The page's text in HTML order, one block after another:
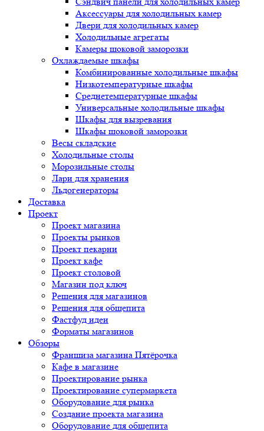
Аксессуары для холодильных камер
Двери для холодильных камер
Холодильные агрегаты
Камеры шоковой заморозки
Охлаждаемые шкафы
Комбинированные холодильные шкафы
Низкотемпературные шкафы
Среднетемпературные шкафы
Универсальные холодильные шкафы
Шкафы для вызревания
Шкафы шоковой заморозки
Весы складские
Холодильные столы
Морозильные столы
Лари для хранения
Льдогенераторы
Доставка
Проект
Проект магазина
Проекты рынков
Проект пекарни
Проект кафе
Проект столовой
Магазин под ключ
Решения для магазинов
Решения для общепита
Фастфуд идеи
Форматы магазинов
Обзоры
Франшиза магазина Пятёрочка
Кафе в магазине
Проектирование рынка
Проектирование супермаркета
Оборудование для рынка
Создание проекта магазина
Оборудование для общепита